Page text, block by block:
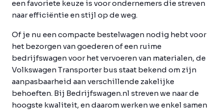
een favoriete keuze is voor ondernemers die streven
naar efficiëntie en stijl op de weg.
Of je nu een compacte bestelwagen nodig hebt voor
het bezorgen van goederen of een ruime
bedrijfswagen voor het vervoeren van materialen, de
Volkswagen Transporter bus staat bekend om zijn
aanpasbaarheid aan verschillende zakelijke
behoeften. Bij Bedrijfswagen.nl streven we naar de
hoogste kwaliteit, en daarom werken we enkel samen